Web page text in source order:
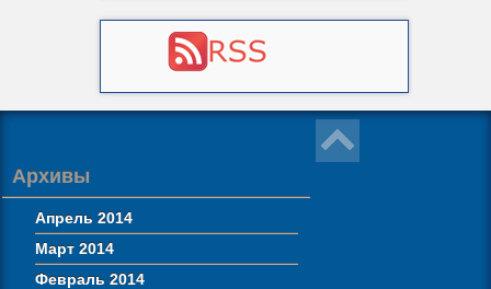
Архивы
Апрель 2014
Март 2014
Февраль 2014